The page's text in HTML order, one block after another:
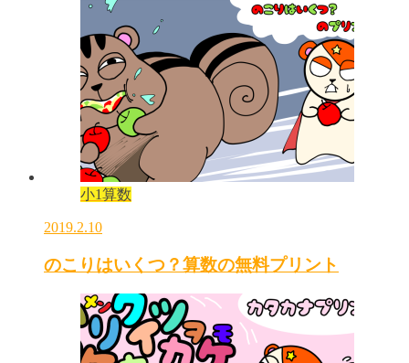
小1算数
2019.2.10
のこりはいくつ？算数の無料プリント